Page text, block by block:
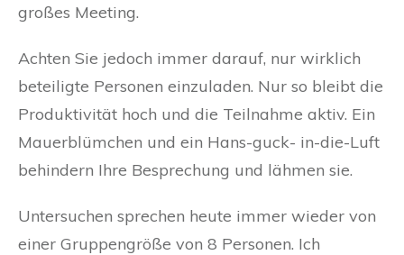
großes Meeting.
Achten Sie jedoch immer darauf, nur wirklich
beteiligte Personen einzuladen. Nur so bleibt die
Produktivität hoch und die Teilnahme aktiv. Ein
Mauerblümchen und ein Hans-guck- in-die-Luft
behindern Ihre Besprechung und lähmen sie.
Untersuchen sprechen heute immer wieder von
einer Gruppengröße von 8 Personen. Ich